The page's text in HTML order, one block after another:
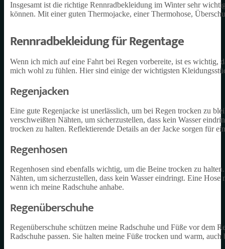
Insgesamt ist die richtige Rennradbekleidung im Winter sehr
können. Mit einer guten Thermojacke, einer Thermohose,
Rennradbekleidung für Regentage
Wenn ich mich auf eine Fahrt bei Regen vorbereite, ist es wichtig,
mich wohl zu fühlen. Hier sind einige der wichtigsten
Regenjacken
Eine gute Regenjacke ist unerlässlich, um bei Regen trocken zu
verschweißten Nähten, um sicherzustellen, dass kein Wasser
trocken zu halten. Reflektierende Details an der Jacke sorgen für
Regenhosen
Regenhosen sind ebenfalls wichtig, um die Beine trocken zu
Nähten, um sicherzustellen, dass kein Wasser eindringt. Eine
wenn ich meine Radschuhe anhabe.
Regenüberschuhe
Regenüberschuhe schützen meine Radschuhe und Füße vor dem
Radschuhe passen. Sie halten meine Füße trocken und warm, auch